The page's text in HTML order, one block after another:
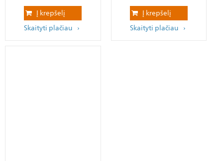
Į krepšelį
Skaityti plačiau
Į krepšelį
Skaityti plačiau